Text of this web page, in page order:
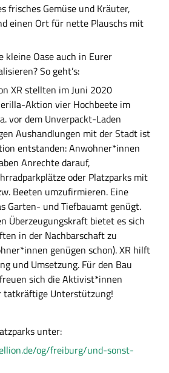
frisches Gemüse und Kräuter,
einen Ort für nette Plauschs mit
kleine Oase auch in Eurer
So geht’s:
XR stellten im Juni 2020
Aktion vier Hochbeete im
vor dem Unverpackt-Laden
Aushandlungen mit der Stadt ist
entstanden: Anwohner*innen
Anrechte darauf,
oder Platzparks mit
Beeten umzufirmieren. Eine
Garten- und Tiefbauamt genügt.
Überzeugungskraft bietet es sich
in der Nachbarschaft zu
genügen schon). XR hilft
und Umsetzung. Für den Bau
sich die Aktivist*innen
tatkräftige Unterstützung!
unter:
og/freiburg/und-sonst-